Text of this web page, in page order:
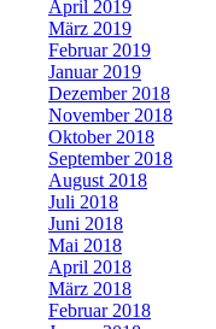
April 2019
März 2019
Februar 2019
Januar 2019
Dezember 2018
November 2018
Oktober 2018
September 2018
August 2018
Juli 2018
Juni 2018
Mai 2018
April 2018
März 2018
Februar 2018